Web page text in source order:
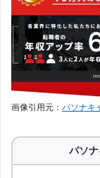
その他（各ランキ
主婦 ママ 未
調理師 アパレル
理学
画像引用元： パソナキ
パソ